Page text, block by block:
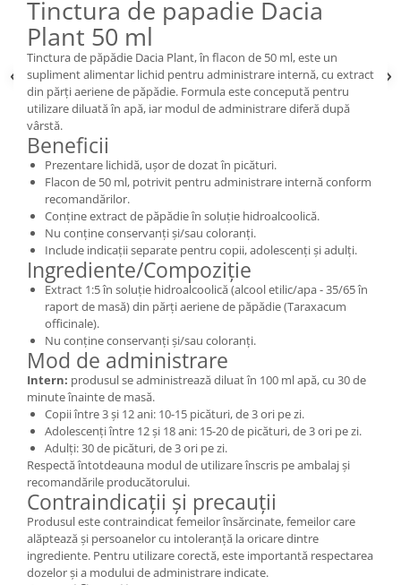
Tinctura de papadie Dacia
Plant 50 ml
Tinctura de păpădie Dacia Plant, în flacon de 50 ml, este un
supliment alimentar lichid pentru administrare internă, cu extract
din părți aeriene de păpădie. Formula este concepută pentru
utilizare diluată în apă, iar modul de administrare diferă după
vârstă.
Beneficii
Prezentare lichidă, ușor de dozat în picături.
Flacon de 50 ml, potrivit pentru administrare internă conform
recomandărilor.
Conține extract de păpădie în soluție hidroalcoolică.
Nu conține conservanți și/sau coloranți.
Include indicații separate pentru copii, adolescenți și adulți.
Ingrediente/Compoziție
Extract 1:5 în soluție hidroalcoolică (alcool etilic/apa - 35/65 în
raport de masă) din părți aeriene de păpădie (Taraxacum
officinale).
Nu conține conservanți și/sau coloranți.
Mod de administrare
Intern: produsul se administrează diluat în 100 ml apă, cu 30 de
minute înainte de masă.
Copii între 3 și 12 ani: 10-15 picături, de 3 ori pe zi.
Adolescenți între 12 și 18 ani: 15-20 de picături, de 3 ori pe zi.
Adulți: 30 de picături, de 3 ori pe zi.
Respectă întotdeauna modul de utilizare înscris pe ambalaj și
recomandările producătorului.
Contraindicații și precauții
Produsul este contraindicat femeilor însărcinate, femeilor care
alăptează și persoanelor cu intoleranță la oricare dintre
ingrediente. Pentru utilizare corectă, este importantă respectarea
dozelor și a modului de administrare indicate.